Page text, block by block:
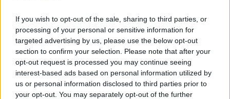
If you wish to opt-out of the sale, sharing to third parties, or
processing of your personal or sensitive information for
targeted advertising by us, please use the below opt-out
section to confirm your selection. Please note that after your
opt-out request is processed you may continue seeing
interest-based ads based on personal information utilized by
us or personal information disclosed to third parties prior to
your opt-out. You may separately opt-out of the further
2028
18η συνεχόμενη χρονιά για τον ΟΤΕ στη διεθνή σειρά δεικτών
FTSE4Good